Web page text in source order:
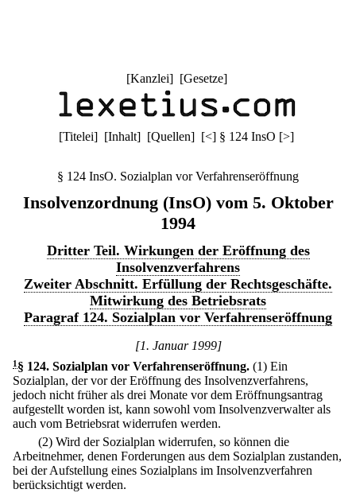
[Kanzlei] [Gesetze]
[Titelei] [Inhalt] [Quellen] [<] § 124 InsO [>]
§ 124 InsO. Sozialplan vor Verfahrenseröffnung
Insolvenzordnung (InsO) vom 5. Oktober
1994
Dritter Teil. Wirkungen der Eröffnung des
Insolvenzverfahrens
Zweiter Abschnitt. Erfüllung der Rechtsgeschäfte.
Mitwirkung des Betriebsrats
Paragraf 124. Sozialplan vor Verfahrenseröffnung
[1. Januar 1999]
1 § 124. Sozialplan vor Verfahrenseröffnung. (1) Ein
Sozialplan, der vor der Eröffnung des Insolvenzverfahrens,
jedoch nicht früher als drei Monate vor dem Eröffnungsantrag
aufgestellt worden ist, kann sowohl vom Insolvenzverwalter als
auch vom Betriebsrat widerrufen werden.
(2) Wird der Sozialplan widerrufen, so können die
Arbeitnehmer, denen Forderungen aus dem Sozialplan zustanden,
bei der Aufstellung eines Sozialplans im Insolvenzverfahren
berücksichtigt werden.